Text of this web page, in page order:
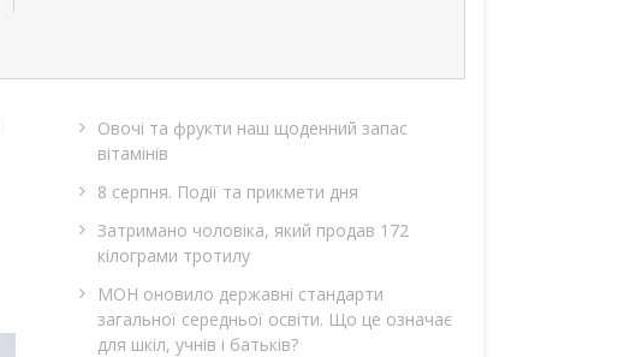
Овочі та фрукти наш щоденний запас
вітамінів
8 серпня. Події та прикмети дня
Затримано чоловіка, який продав 172
кілограми тротилу
МОН оновило державні стандарти
загальної середньої освіти. Що це означає
для шкіл, учнів і батьків?